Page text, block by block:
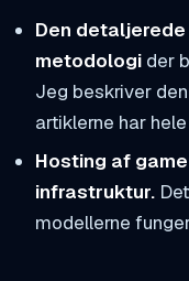
Den
metodologider
Jeg beskriver
artiklerne har
Hosting af
infrastruktur.
modellerne